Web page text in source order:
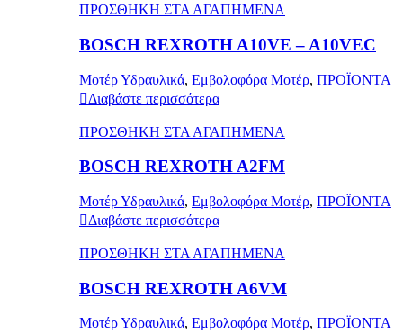
ΠΡΟΣΘΗΚΗ ΣΤΑ ΑΓΑΠΗΜΕΝΑ
BOSCH REXROTH A10VE – A10VEC
Μοτέρ Υδραυλικά, Εμβολοφόρα Μοτέρ, ΠΡΟΪΟΝΤΑ
Διαβάστε περισσότερα
ΠΡΟΣΘΗΚΗ ΣΤΑ ΑΓΑΠΗΜΕΝΑ
BOSCH REXROTH A2FM
Μοτέρ Υδραυλικά, Εμβολοφόρα Μοτέρ, ΠΡΟΪΟΝΤΑ
Διαβάστε περισσότερα
ΠΡΟΣΘΗΚΗ ΣΤΑ ΑΓΑΠΗΜΕΝΑ
BOSCH REXROTH A6VM
Μοτέρ Υδραυλικά, Εμβολοφόρα Μοτέρ, ΠΡΟΪΟΝΤΑ